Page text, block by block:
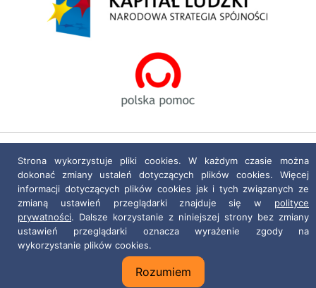
Polityka prywatności Deklaracja dostępności
Projekt i realizacja:netkoncept.com
Strona wykorzystuje pliki cookies. W każdym czasie można
dokonać zmiany ustaleń dotyczących plików cookies. Więcej
informacji dotyczących plików cookies jak i tych związanych ze
zmianą ustawień przeglądarki znajduje się w polityce
prywatności. Dalsze korzystanie z niniejszej strony bez zmiany
ustawień przeglądarki oznacza wyrażenie zgody na
wykorzystanie plików cookies.
Rozumiem